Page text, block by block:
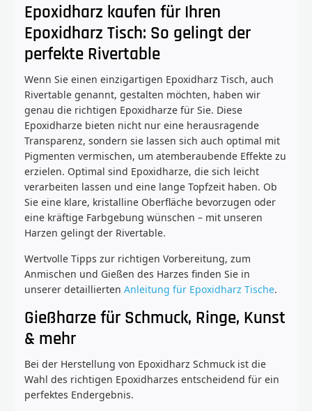
Epoxidharz kaufen für Ihren
Epoxidharz Tisch: So gelingt der
perfekte Rivertable
Wenn Sie einen einzigartigen Epoxidharz Tisch, auch
Rivertable genannt, gestalten möchten, haben wir
genau die richtigen Epoxidharze für Sie. Diese
Epoxidharze bieten nicht nur eine herausragende
Transparenz, sondern sie lassen sich auch optimal mit
Pigmenten vermischen, um atemberaubende Effekte zu
erzielen. Optimal sind Epoxidharze, die sich leicht
verarbeiten lassen und eine lange Topfzeit haben. Ob
Sie eine klare, kristalline Oberfläche bevorzugen oder
eine kräftige Farbgebung wünschen – mit unseren
Harzen gelingt der Rivertable.
Wertvolle Tipps zur richtigen Vorbereitung, zum
Anmischen und Gießen des Harzes finden Sie in
unserer detaillierten Anleitung für Epoxidharz Tische.
Gießharze für Schmuck, Ringe, Kunst
& mehr
Bei der Herstellung von Epoxidharz Schmuck ist die
Wahl des richtigen Epoxidharzes entscheidend für ein
perfektes Endergebnis.